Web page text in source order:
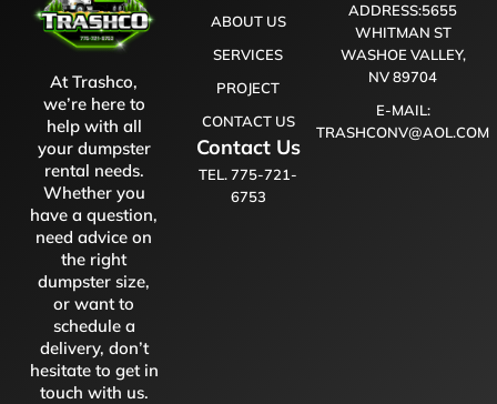
At Trashco,
we’re here to
help with all
your dumpster
rental needs.
Whether you
have a question,
need advice on
the right
dumpster size,
or want to
schedule a
delivery, don’t
hesitate to get in
touch with us.
ABOUT US
SERVICES
PROJECT
CONTACT US
Contact Us
TEL. 775-721-
6753
ADDRESS:5655
WHITMAN ST
WASHOE VALLEY,
NV 89704
E-MAIL:
TRASHCONV@AOL.COM